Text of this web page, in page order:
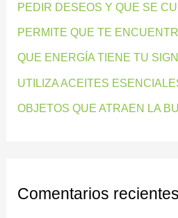
p
o
r
:
PEDIR DESEOS Y QUE SE
PERMITE QUE TE
QUE ENERGÍA TIENE TU
UTILIZA ACEITES
OBJETOS QUE ATRAEN LA
Comentarios recientes